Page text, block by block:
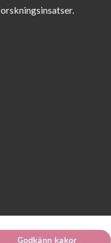
Godkänn kakor